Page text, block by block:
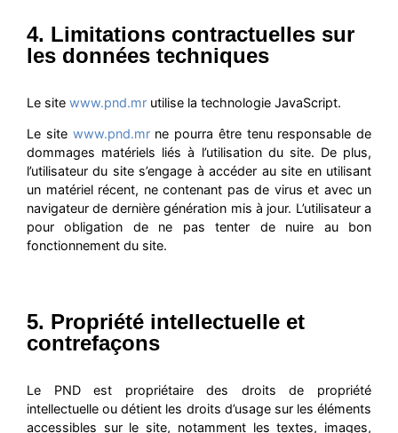
4. Limitations contractuelles sur
les données techniques
Le site www.pnd.mr utilise la technologie JavaScript.
Le site www.pnd.mrne pourra être tenu responsable de
dommages matériels liés à l’utilisation du site. De plus,
l’utilisateur du site s’engage à accéder au site en utilisant
un matériel récent, ne contenant pas de virus et avec un
navigateur de dernière génération mis à jour. L’utilisateur a
pour obligation de ne pas tenter de nuire au bon
fonctionnement du site.
5. Propriété intellectuelle et
contrefaçons
Le PND est propriétaire des droits de propriété
intellectuelle ou détient les droits d’usage sur les éléments
accessibles sur le site, notamment les textes, images,